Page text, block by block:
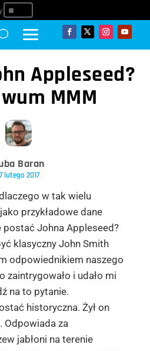
^
Appleseed?
MMM
Baran
lutego 2017
w tak wielu
przykładowe dane
Johna Appleseed?
klasyczny John Smith
odpowiednikiem naszego
zaintrygowało i udało mi
na to pytanie.
historyczna. Żył on
za
jabłoni na terenie